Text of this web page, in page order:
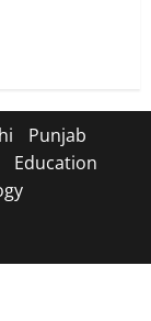
Punjab
Education